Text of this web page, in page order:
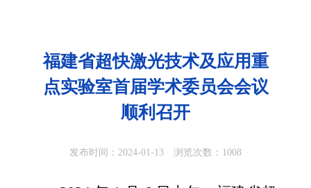
福建省超快激光技术及应用重
点实验室首届学术委员会会议
顺利召开
发布时间：2024-01-13 浏览次数： 1008